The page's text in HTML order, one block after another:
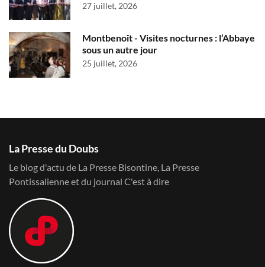
27 juillet, 2026
Montbenoît - Visites nocturnes : l’Abbaye
sous un autre jour
25 juillet, 2026
La Presse du Doubs
Le blog d'actu de La Presse Bisontine, La Presse
Pontissalienne et du journal C'est à dire